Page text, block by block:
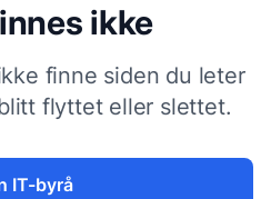
ikke
finne siden du leter
flyttet eller slettet.
IT-byrå